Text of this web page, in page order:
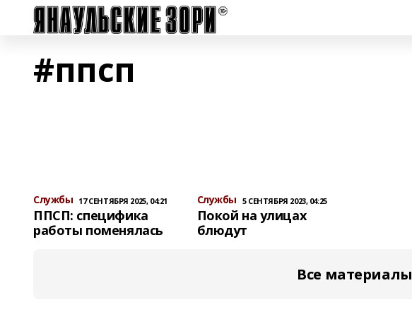
#ппсп
Службы 17 СЕНТЯБРЯ 2025, 04:21
ППСП: специфика
работы поменялась
Службы 5 СЕНТЯБРЯ 2023, 04:25
Покой на улицах
блюдут
Все материалы